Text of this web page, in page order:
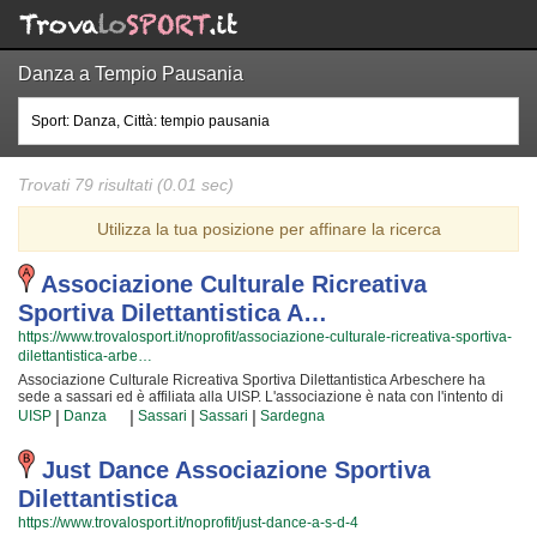
Danza a Tempio Pausania
Trovati 79 risultati (0.01 sec)
Utilizza la tua posizione per affinare la ricerca
Associazione Culturale Ricreativa
Sportiva Dilettantistica A…
https://www.trovalosport.it/noprofit/associazione-culturale-ricreativa-sportiva-
dilettantistica-arbe…
Associazione Culturale Ricreativa Sportiva Dilettantistica Arbeschere ha
sede a sassari ed è affiliata alla UISP. L'associazione è nata con l'intento di
promuovere la danza proponendo gare sul territorio e corsi per bambini,
ragazzi e adulti. L'attività è incentrata sia sullo sviluppo delle capacità
motorie e fisiche degli atleti sia sulla implementazione di quelle qualità
personali che si acquisiscono quotidianamente affrontando sfide difficili.
Proprio per questo motivo gli allenatori sono tra i più preparati della provincia
e sono convinti di poter trasmettere quegli ideali in cui Associazione
Culturale Ricreativa Sportiva Dilettantistica Arbeschere crede fin dalla sua
fondazione. La passione, i sacrifici e la continua ricerca della chiave per
UISP | Danza | Sassari | Sassari | Sardegna
Just Dance Associazione Sportiva
Dilettantistica
https://www.trovalosport.it/noprofit/just-dance-a-s-d-4